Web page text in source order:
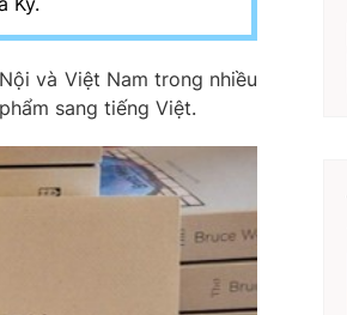
và Việt Nam trong nhiều
sang tiếng Việt.